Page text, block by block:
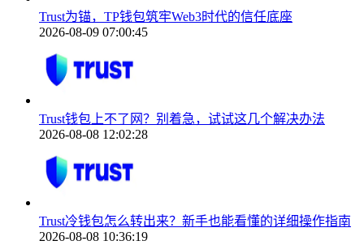
Trust为锚，TP钱包筑牢Web3时代的信任底座
2026-08-09 07:00:45
Trust钱包上不了网？别着急，试试这几个解决办法
2026-08-08 12:02:28
Trust冷钱包怎么转出来？新手也能看懂的详细操作指南
2026-08-08 10:36:19